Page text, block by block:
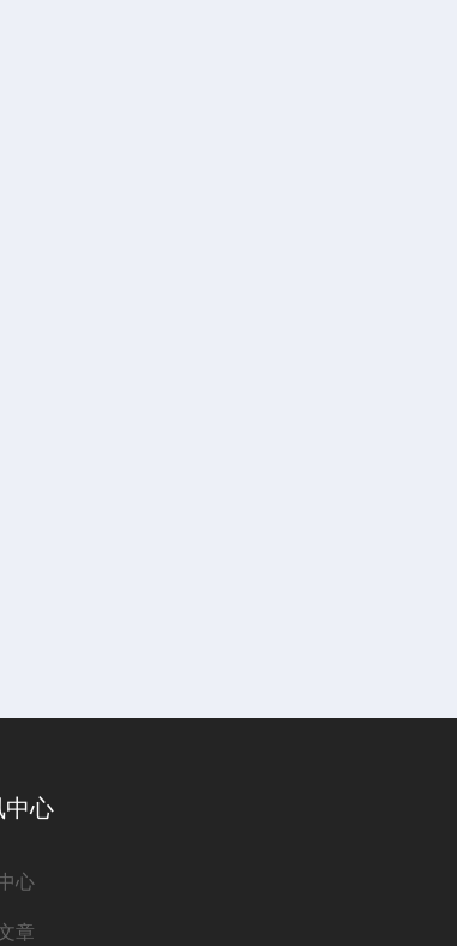
中心
心
章